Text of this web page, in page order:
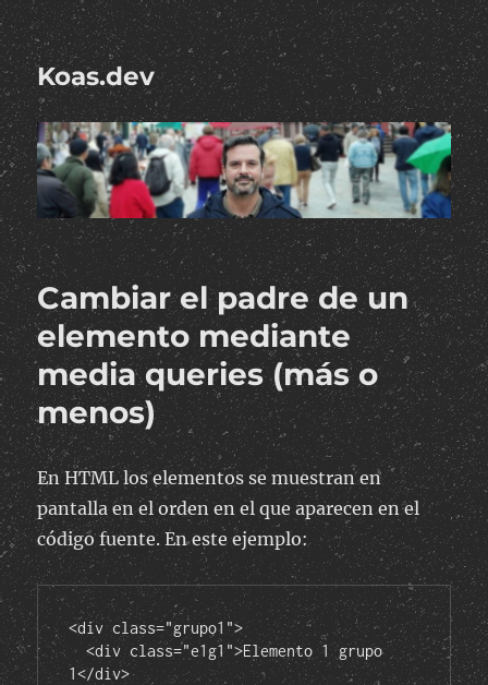
Koas.dev
Cambiar el padre de un
elemento mediante
media queries (más o
menos)
En HTML los elementos se muestran en
pantalla en el orden en el que aparecen en el
código fuente. En este ejemplo:
<div class="grupo1">
  <div class="e1g1">Elemento 1 grupo
1</div>